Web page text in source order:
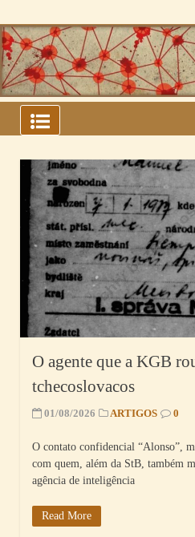
ARQUIVOS DO
SOVIÉTICO
O agente que a KGB
tchecoslovacos
01/08/2026 ARTIGOS 0
O contato confidencial “Alonso”,
com quem, além da StB, também
agência de inteligência
Read More